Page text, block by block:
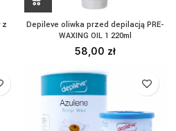
z
Depileve oliwka przed depilacją PRE-
WAXING OIL 1 220ml
58,00 zł